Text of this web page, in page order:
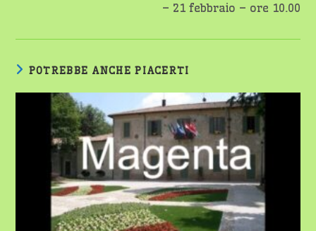
– 21 febbraio – ore 10.00
POTREBBE ANCHE PIACERTI